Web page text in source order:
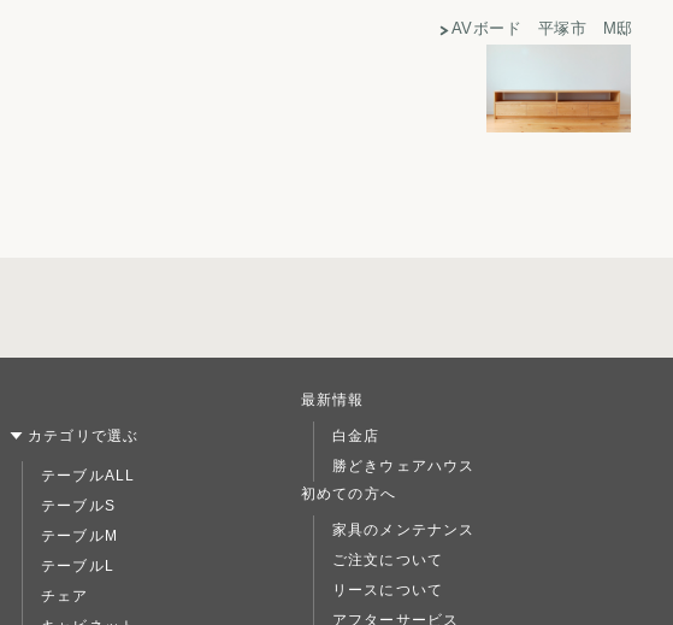
AVボード 平塚市 M邸
カテゴリで選ぶ
テーブルALL
テーブルS
テーブルM
テーブルL
チェア
最新情報
白金店
勝どきウェアハウス
初めての方へ
家具のメンテナンス
ご注文について
リースについて
アフターサービス